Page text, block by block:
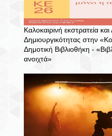
Καλοκαιρινή εκστρατεία
Δημιουργικότητας στην
Δημοτική Βιβλιοθήκη -
ανοιχτά»